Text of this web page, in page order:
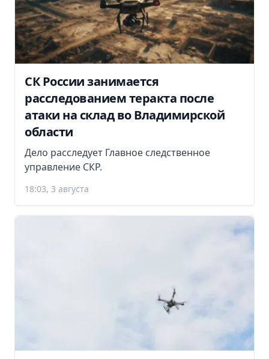
СК России занимается
расследованием теракта после
атаки на склад во Владимирской
области
Дело расследует Главное следственное
управление СКР.
18:03, 3 августа